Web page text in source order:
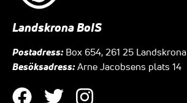
Landskrona BoIS
Postadress: Box 654, 261 25 Landskrona
Besöksadress: Arne Jacobsens plats 14